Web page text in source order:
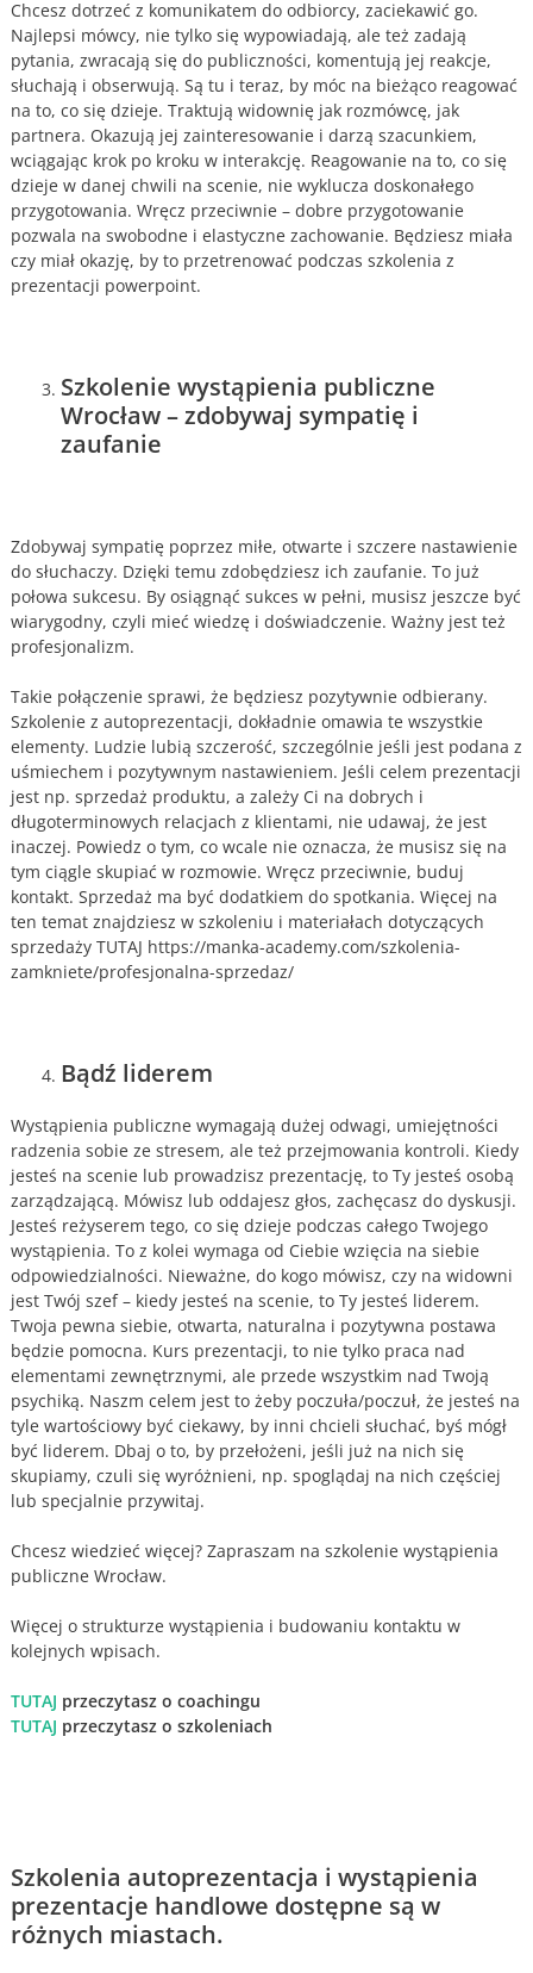
Chcesz dotrzeć z komunikatem do odbiorcy, zaciekawić go.
Najlepsi mówcy, nie tylko się wypowiadają, ale też zadają
pytania, zwracają się do publiczności, komentują jej reakcje,
słuchają i obserwują. Są tu i teraz, by móc na bieżąco reagować
na to, co się dzieje. Traktują widownię jak rozmówcę, jak
partnera. Okazują jej zainteresowanie i darzą szacunkiem,
wciągając krok po kroku w interakcję. Reagowanie na to, co się
dzieje w danej chwili na scenie, nie wyklucza doskonałego
przygotowania. Wręcz przeciwnie – dobre przygotowanie
pozwala na swobodne i elastyczne zachowanie. Będziesz miała
czy miał okazję, by to przetrenować podczas szkolenia z
prezentacji powerpoint.
Szkolenie wystąpienia publiczne
Wrocław – zdobywaj sympatię i
zaufanie
Zdobywaj sympatię poprzez miłe, otwarte i szczere nastawienie
do słuchaczy. Dzięki temu zdobędziesz ich zaufanie. To już
połowa sukcesu. By osiągnąć sukces w pełni, musisz jeszcze być
wiarygodny, czyli mieć wiedzę i doświadczenie. Ważny jest też
profesjonalizm.
Takie połączenie sprawi, że będziesz pozytywnie odbierany.
Szkolenie z autoprezentacji, dokładnie omawia te wszystkie
elementy. Ludzie lubią szczerość, szczególnie jeśli jest podana z
uśmiechem i pozytywnym nastawieniem. Jeśli celem prezentacji
jest np. sprzedaż produktu, a zależy Ci na dobrych i
długoterminowych relacjach z klientami, nie udawaj, że jest
inaczej. Powiedz o tym, co wcale nie oznacza, że musisz się na
tym ciągle skupiać w rozmowie. Wręcz przeciwnie, buduj
kontakt. Sprzedaż ma być dodatkiem do spotkania. Więcej na
ten temat znajdziesz w szkoleniu i materiałach dotyczących
sprzedaży TUTAJ https://manka-academy.com/szkolenia-
zamkniete/profesjonalna-sprzedaz/
Bądź liderem
Wystąpienia publiczne wymagają dużej odwagi, umiejętności
radzenia sobie ze stresem, ale też przejmowania kontroli. Kiedy
jesteś na scenie lub prowadzisz prezentację, to Ty jesteś osobą
zarządzającą. Mówisz lub oddajesz głos, zachęcasz do dyskusji.
Jesteś reżyserem tego, co się dzieje podczas całego Twojego
wystąpienia. To z kolei wymaga od Ciebie wzięcia na siebie
odpowiedzialności. Nieważne, do kogo mówisz, czy na widowni
jest Twój szef – kiedy jesteś na scenie, to Ty jesteś liderem.
Twoja pewna siebie, otwarta, naturalna i pozytywna postawa
będzie pomocna. Kurs prezentacji, to nie tylko praca nad
elementami zewnętrznymi, ale przede wszystkim nad Twoją
psychiką. Naszm celem jest to żeby poczuła/poczuł, że jesteś na
tyle wartościowy być ciekawy, by inni chcieli słuchać, byś mógł
być liderem. Dbaj o to, by przełożeni, jeśli już na nich się
skupiamy, czuli się wyróżnieni, np. spoglądaj na nich częściej
lub specjalnie przywitaj.
Chcesz wiedzieć więcej? Zapraszam na szkolenie wystąpienia
publiczne Wrocław.
Więcej o strukturze wystąpienia i budowaniu kontaktu w
kolejnych wpisach.
TUTAJ przeczytasz o coachingu
TUTAJ przeczytasz o szkoleniach
Szkolenia autoprezentacja i wystąpienia
prezentacje handlowe dostępne są w
różnych miastach.